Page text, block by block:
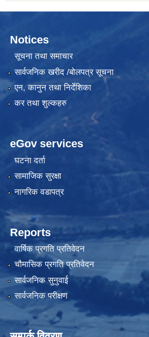
Notices
सूचना तथा समाचार
सार्वजनिक खरीद /बोलपत्र सूचना
एन, कानुन तथा निर्देशिका
कर तथा शुल्कहरु
eGov services
घटना दर्ता
सामाजिक सुरक्षा
नागरिक वडापत्र
Reports
वार्षिक प्रगति प्रतिवेदन
चौमासिक प्रगति प्रतिवेदन
सार्वजनिक सुनुवाई
सार्वजनिक परीक्षण